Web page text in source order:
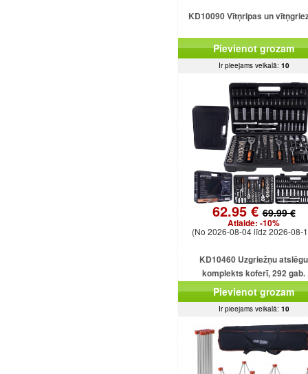
KD10090 Vītņripas un
Pievienot grozam
Ir pieejams veikalā: 10
62.95 €69.99 €
Atlaide: -10%
(No 2026-08-04 līdz 2026-08-
KD10460 Uzgriežņu atslēgu
komplekts koferī, 292 gab.
Pievienot grozam
Ir pieejams veikalā: 10